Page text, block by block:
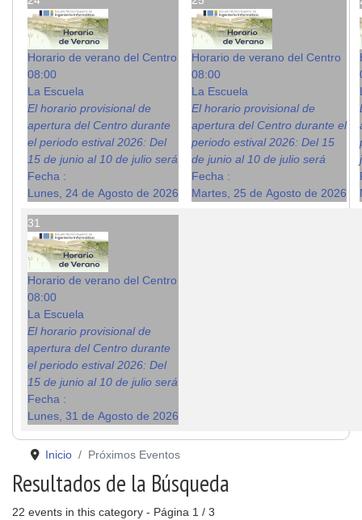
Horario de verano del Centro
08:00
La Escuela
El horario provisional de
apertura del Centro durante
el periodo estival 2026: Del
15 de junio al 10 de julio será
Fecha :
Lunes, 24 de Agosto de 2026
Horario de verano del Centro
08:00
La Escuela
El horario provisional de
apertura del Centro durante el
periodo estival 2026: Del 15
de junio al 10 de julio será
Fecha :
Martes, 25 de Agosto de 2026
31
Horario de verano del Centro
08:00
La Escuela
El horario provisional de
apertura del Centro durante
el periodo estival 2026: Del
15 de junio al 10 de julio será
Fecha :
Lunes, 31 de Agosto de 2026
Inicio Próximos Eventos
Resultados de la Búsqueda
22 events in this category - Página 1 / 3